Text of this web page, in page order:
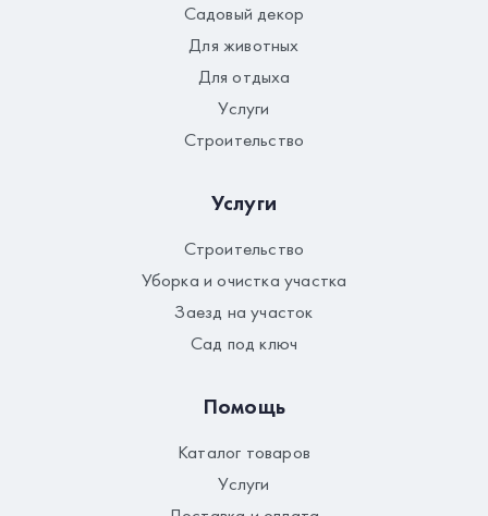
Садовый декор
Для животных
Для отдыха
Услуги
Строительство
Услуги
Строительство
Уборка и очистка участка
Заезд на участок
Сад под ключ
Помощь
Каталог товаров
Услуги